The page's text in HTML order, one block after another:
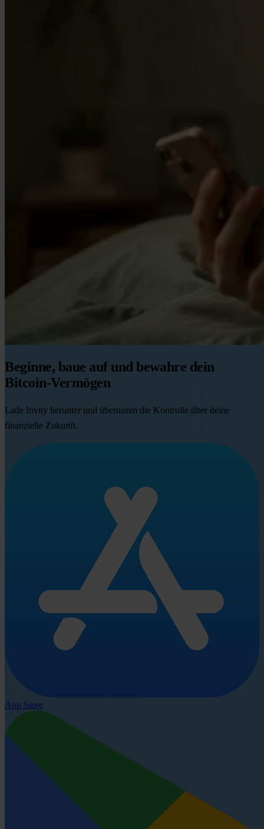
Beginne, baue auf und bewahre dein
Bitcoin-Vermögen
Lade Invity herunter und übernimm die Kontrolle über deine
finanzielle Zukunft.
App Store